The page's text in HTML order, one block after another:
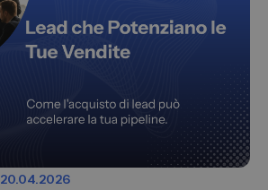
20.04.2026